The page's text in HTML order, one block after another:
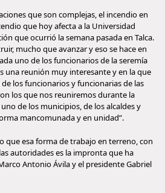
que son complejas, el incendio en
que hoy afecta a la Universidad
que ocurrió la semana pasada en Talca.
mucho que avanzar y eso se hace en
uno de los funcionarios de la seremía
una reunión muy interesante y en la que
los funcionarios y funcionarias de las
los que nos reuniremos durante la
de los municipios, de los alcaldes y
mancomunada y en unidad”.
que esa forma de trabajo en terreno, con
autoridades es la impronta que ha
Antonio Ávila y el presidente Gabriel